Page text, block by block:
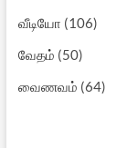
வீடியோ (106)
வேதம் (50)
வைணவம் (64)